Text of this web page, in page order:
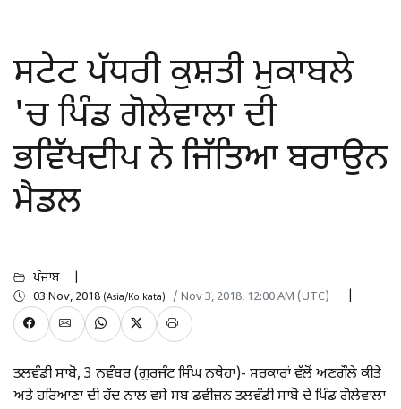
ਸਟੇਟ ਪੱਧਰੀ ਕੁਸ਼ਤੀ ਮੁਕਾਬਲੇ
'ਚ ਪਿੰਡ ਗੋਲੇਵਾਲਾ ਦੀ
ਭਵਿੱਖਦੀਪ ਨੇ ਜਿੱਤਿਆ ਬਰਾਉਨ
ਮੈਡਲ
ਪੰਜਾਬ
03 Nov, 2018 (Asia/Kolkata) / Nov 3, 2018, 12:00 AM (UTC)
ਤਲਵੰਡੀ ਸਾਬੋ, 3 ਨਵੰਬਰ (ਗੁਰਜੰਟ ਸਿੰਘ ਨਥੇਹਾ)- ਸਰਕਾਰਾਂ ਵੱਲੋਂ ਅਣਗੌਲੇ ਕੀਤੇ
ਅਤੇ ਹਰਿਆਣਾ ਦੀ ਹੱਦ ਨਾਲ ਵਸੇ ਸਬ ਡਵੀਜ਼ਨ ਤਲਵੰਡੀ ਸਾਬੋ ਦੇ ਪਿੰਡ ਗੋਲੇਵਾਲਾ